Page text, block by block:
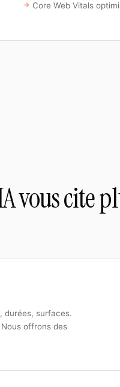
Core Web Vitals
vous cite
durées, surfaces.
offrons des